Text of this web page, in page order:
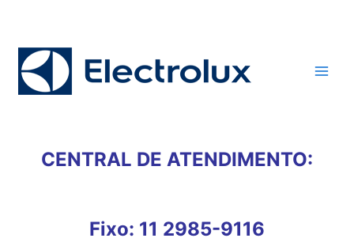
conteúdo
CENTRAL DE ATENDIMENTO:
Fixo: 11 2985-9116